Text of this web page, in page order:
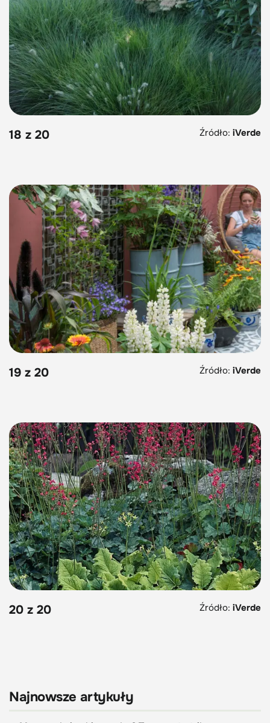
18 z 20 Źródło: iVerde
19 z 20 Źródło: iVerde
20 z 20 Źródło: iVerde
Najnowsze artykuły